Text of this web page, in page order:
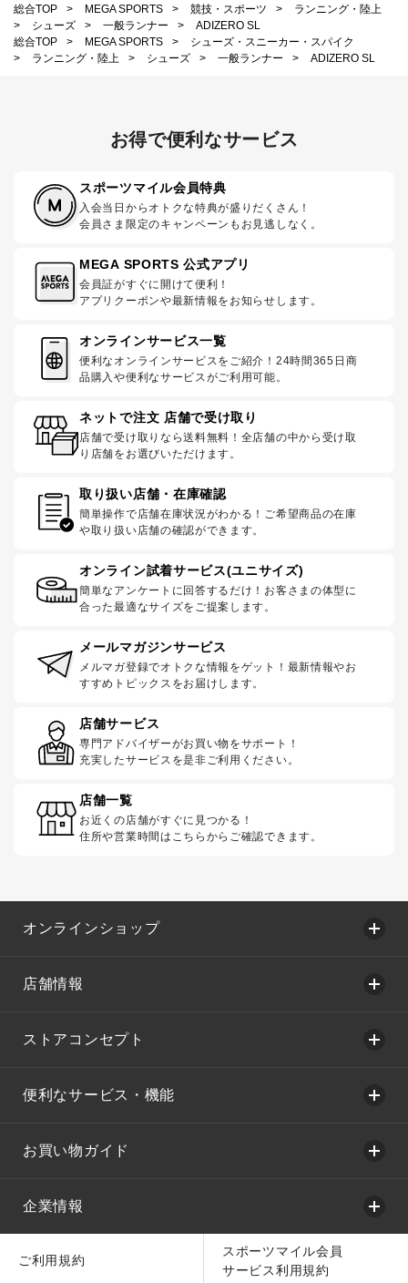
総合TOP
> MEGA SPORTS > 競技・スポーツ >
ランニング・陸上
>
シューズ > 一般ランナー >
ADIZERO SL
総合TOP
> MEGA SPORTS >
シューズ・スニーカー・スパイク
>
ランニング・陸上 > シューズ > 一般ランナー > ADIZERO SL
お得で便利なサービス
スポーツマイル会員特典
入会当日からオトクな特典が盛りだくさん！
会員さま限定のキャンペーンもお見逃しなく。
MEGA SPORTS 公式アプリ
会員証がすぐに開けて便利！
アプリクーポンや最新情報をお知らせします。
オンラインサービス一覧
便利なオンラインサービスをご紹介！24時間365日商
品購入や便利なサービスがご利用可能。
ネットで注文 店舗で受け取り
店舗で受け取りなら送料無料！全店舗の中から受け取
り店舗をお選びいただけます。
取り扱い店舗・在庫確認
簡単操作で店舗在庫状況がわかる！ご希望商品の在庫
や取り扱い店舗の確認ができます。
オンライン試着サービス(ユニサイズ)
簡単なアンケートに回答するだけ！お客さまの体型に
合った最適なサイズをご提案します。
メールマガジンサービス
メルマガ登録でオトクな情報をゲット！最新情報やお
すすめトピックスをお届けします。
店舗サービス
専門アドバイザーがお買い物をサポート！
充実したサービスを是非ご利用ください。
店舗一覧
お近くの店舗がすぐに見つかる！
住所や営業時間はこちらからご確認できます。
オンラインショップ
店舗情報
ストアコンセプト
便利なサービス・機能
お買い物ガイド
企業情報
ご利用規約
スポーツマイル会員
サービス利用規約